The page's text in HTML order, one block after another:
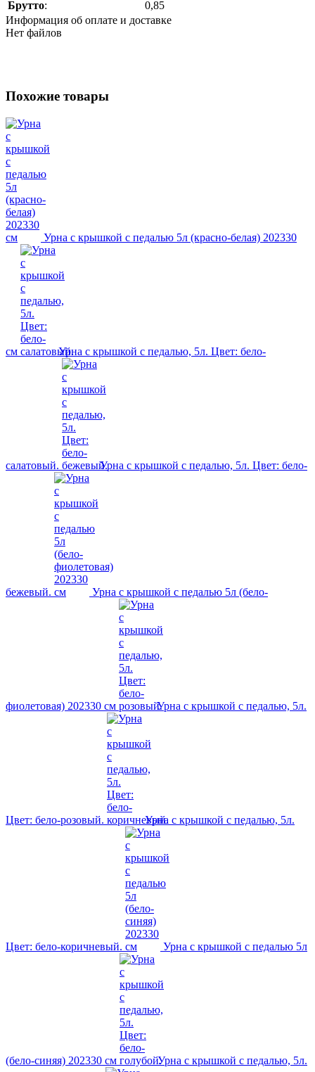
Брутто:
0,85
Информация об оплате и доставке
Нет файлов
Похожие товары
Урна с крышкой с педалью 5л (красно-белая) 202330
см Урна с крышкой с педалью, 5л. Цвет: бело-
салатовый. Урна с крышкой с педалью, 5л. Цвет: бело-
бежевый. Урна с крышкой с педалью 5л (бело-
фиолетовая) 202330 см Урна с крышкой с педалью, 5л.
Цвет: бело-розовый. Урна с крышкой с педалью, 5л.
Цвет: бело-коричневый. Урна с крышкой с педалью 5л
(бело-синяя) 202330 см Урна с крышкой с педалью, 5л.